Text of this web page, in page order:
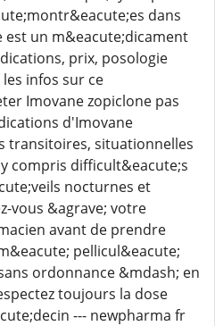
dans
un m&eacute;dicament
prix, posologie
infos sur ce
Imovane zopiclone pas
d'Imovane
transitoires, situationnelles
compris difficult&eacute;s
nocturnes et
vous &agrave; votre
avant de prendre
pellicul&eacute;
ordonnance &mdash; en
toujours la dose
--- newpharma fr